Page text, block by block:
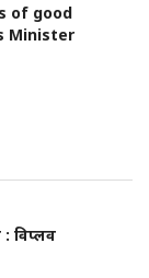
of good
Minister
विप्लव